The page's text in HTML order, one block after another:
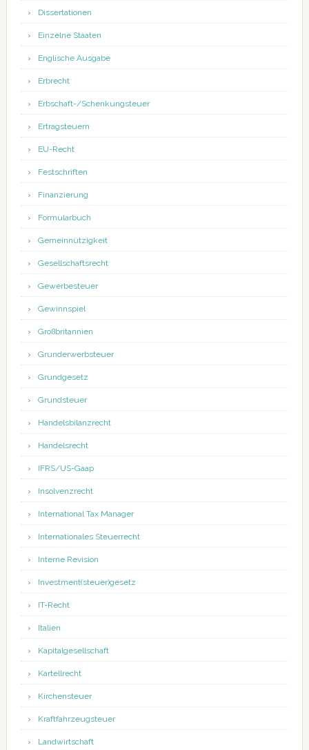
Dissertationen
Einzelne Staaten
Englische Ausgabe
Erbrecht
Erbschaft-/Schenkungsteuer
Ertragsteuern
EU-Recht
Festschriften
Finanzierung
Formularbuch
Gemeinnützigkeit
Gesellschaftsrecht
Gewerbesteuer
Gewinnspiel
Großbritannien
Grunderwerbsteuer
Grundgesetz
Grundsteuer
Handelsbilanzrecht
Handelsrecht
IFRS/US-Gaap
Insolvenzrecht
International Tax Manager
Internationales Steuerrecht
Interne Revision
Investment(steuer)gesetz
IT-Recht
Italien
Kapitalgesellschaft
Kartellrecht
Kirchensteuer
Kraftfahrzeugsteuer
Landwirtschaft